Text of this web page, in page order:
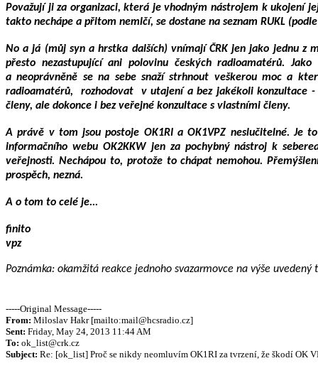
Považují ji za organizaci, která je vhodným nástrojem k ukojení
takto nechápe a přitom nemlčí, se dostane na seznam RUKL
No a já (můj syn a hrstka dalších) vnímají ČRK jen jako jednu z
přesto nezastupující ani polovinu českých radioamatérů.
a neoprávněně se na sebe snaží strhnout veškerou moc a
radioamatérů, rozhodovat v utajení a bez jakékoli konzultace
členy, ale dokonce i bez veřejné konzultace s vlastními členy.
A právě v tom jsou postoje OK1RI a OK1VPZ neslučitelné. Je
informačního webu OK2KKW jen za pochybný nástroj k
veřejnosti. Nechápou to, protože to chápat nemohou.
prospěch, nezná.
A o tom to celé je...
finito
vpz
Poznámka: okamžitá reakce jednoho svazarmovce na výše
-----Original Message-----
From: Miloslav Hakr [mailto:mail@hcsradio.cz]
Sent: Friday, May 24, 2013 11:44 AM
To: ok_list@crk.cz
Subject: Re: [ok_list] Proč se nikdy neomluvím OK1RI za tvrzení, že škodí OK